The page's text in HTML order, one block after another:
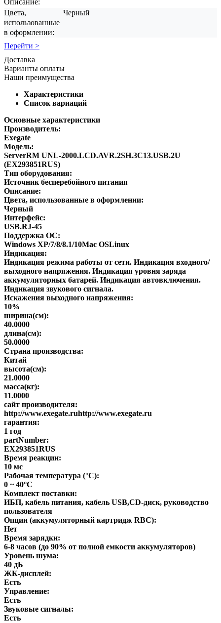
Цвета,
использованные
в оформлении:
Черный
Перейти >
Доставка
Варианты оплаты
Наши преимущества
Характеристики
Список вариаций
Основные характеристики
Производитель:
Exegate
Модель:
ServerRM UNL-2000.LCD.AVR.2SH.3C13.USB.2U
(EX293851RUS)
Тип оборудования:
Источник бесперебойного питания
Описание:
Цвета, использованные в оформлении:
Черный
Интерфейс:
USB.RJ-45
Поддержка ОС:
Windows XP/7/8/8.1/10Mac OSLinux
Индикация:
Индикация режима работы от сети. Индикация входного/
выходного напряжения. Индикация уровня заряда
аккумуляторных батарей. Индикация автовключения.
Индикация звукового сигнала.
Искажения выходного напряжения:
10%
ширина(см):
40.0000
длина(см):
50.0000
Страна производства:
Китай
высота(см):
21.0000
масса(кг):
11.0000
сайт производителя:
http://www.exegate.ruhttp://www.exegate.ru
гарантия:
1 год
partNumber:
EX293851RUS
Время реакции:
10 мс
Рабочая температура (°C):
0 ~ 40°C
Комплект поставки:
ИБП, кабель питания, кабель USB,CD-диск, руководство
пользователя
Опции (аккумуляторный картридж RBC):
Нет
Время зарядки:
6-8 часов (до 90% от полной емкости аккумуляторов)
Уровень шума:
40 дБ
ЖК-дисплей:
Есть
Управление:
Есть
Звуковые сигналы:
Есть